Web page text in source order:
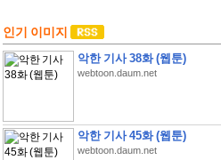
인기 이미지
악한 기사 38화 (웹툰)
webtoon.daum.net
악한 기사 45화 (웹툰)
webtoon.daum.net